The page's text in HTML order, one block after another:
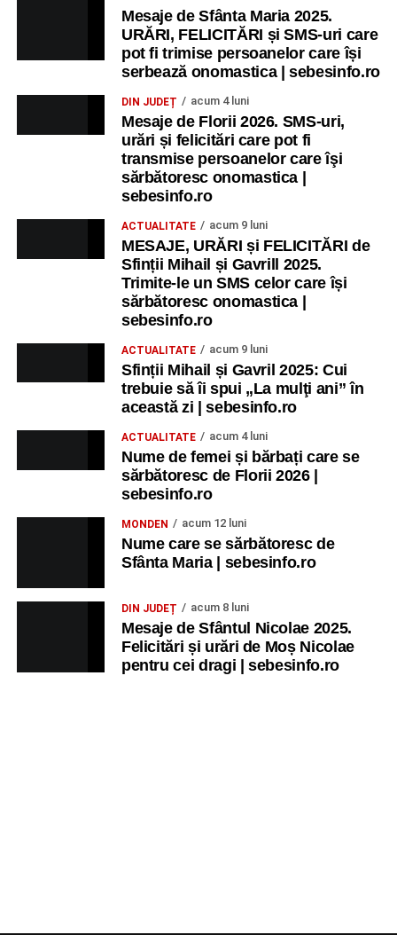
Mesaje de Sfânta Maria 2025.
URĂRI, FELICITĂRI și SMS-uri care
pot fi trimise persoanelor care își
serbează onomastica | sebesinfo.ro
DIN JUDEȚ acum 4 luni
Mesaje de Florii 2026. SMS-uri,
urări și felicitări care pot fi
transmise persoanelor care îşi
sărbătoresc onomastica |
sebesinfo.ro
ACTUALITATE acum 9 luni
MESAJE, URĂRI și FELICITĂRI de
Sfinții Mihail și Gavrill 2025.
Trimite-le un SMS celor care își
sărbătoresc onomastica |
sebesinfo.ro
ACTUALITATE acum 9 luni
Sfinții Mihail și Gavril 2025: Cui
trebuie să îi spui „La mulţi ani” în
această zi | sebesinfo.ro
ACTUALITATE acum 4 luni
Nume de femei și bărbați care se
sărbătoresc de Florii 2026 |
sebesinfo.ro
MONDEN acum 12 luni
Nume care se sărbătoresc de
Sfânta Maria | sebesinfo.ro
DIN JUDEȚ acum 8 luni
Mesaje de Sfântul Nicolae 2025.
Felicitări și urări de Moș Nicolae
pentru cei dragi | sebesinfo.ro